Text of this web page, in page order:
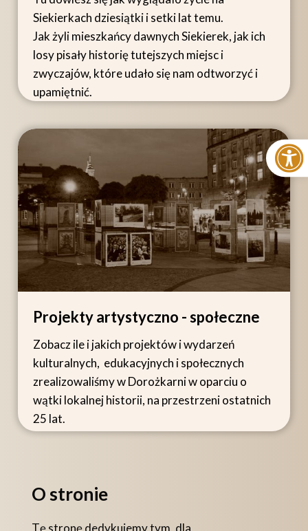
Siekierkach dziesiątki i setki lat temu.
Jak żyli mieszkańcy dawnych Siekierek, jak ich
losy pisały historię tutejszych miejsc i
zwyczajów, które udało się nam odtworzyć i
upamiętnić.
Projekty artystyczno - społeczne
Zobacz ile i jakich projektów i wydarzeń
kulturalnych, edukacyjnych i społecznych
zrealizowaliśmy w Dorożkarni w oparciu o
wątki lokalnej historii, na przestrzeni ostatnich
25 lat.
O stronie
Tę stronę dedykujemy tym, dla